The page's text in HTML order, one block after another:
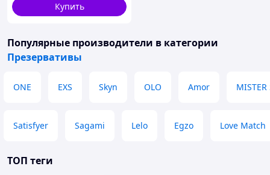
Купить
Популярные производители в категории
Презервативы
ONE EXS Skyn OLO Amor MISTER
Satisfyer Sagami Lelo Egzo Love Match
ТОП теги